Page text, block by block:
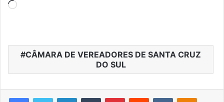
Carregando...
CÂMARA DE VEREADORES DE SANTA CRUZ
DO SUL
FacebookTwitter LinkedinTumblr PinterestReddit VK OK